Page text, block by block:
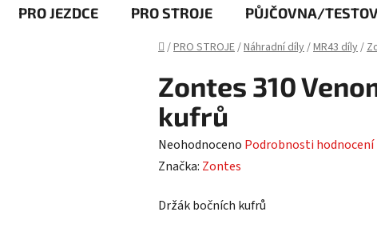
PRO JEZDCE PRO STROJE PŮJČOVNA/
Domů
/PRO STROJE/Náhradní díly/MR43 díly/
Zontes 310
kufrů
Průměrné
hodnocení
je
Neohodnoceno Podrobnosti hodnocení
Značka: Zontes
Držák bočních kufrů